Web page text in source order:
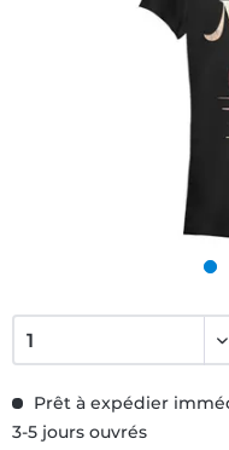
Prêt à expédier
3-5 jours ouvrés